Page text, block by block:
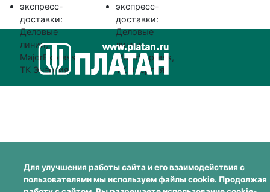
экспресс-
доставки:
Деловые
линии,
MajorExpress,
ТК Энергия
экспресс-
доставки:
Деловые
линии,
MajorExpress,
ТК Энергия
Для улучшения работы сайта и его взаимодействия с
пользователями мы используем файлы cookie. Продолжая